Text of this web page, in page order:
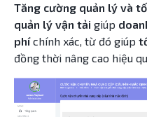
Tăng cường quản lý và
quản lý vận tải giúp
phíchính xác, từ đó giúp
đồng thời nâng cao hiệu